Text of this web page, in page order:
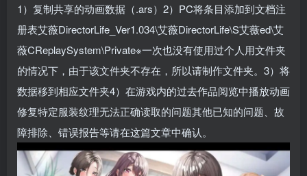
1）复制共享的动画数据（.ars）2）PC将条目添加到文档注
册表艾薇DirectorLife_Ver1.034\艾薇DirectorLife\S艾薇ed\艾
薇CReplaySystem\Private※一次也没有使用过个人用文件夹
的情况下，由于该文件夹不存在，所以请制作文件夹。3）将
数据移到相应文件夹4）在游戏内的过去作品阅览中播放动画
修复特定服装纹理无法正确读取的问题其他已知的问题、故
障排除、错误报告等请在这篇文章中确认。